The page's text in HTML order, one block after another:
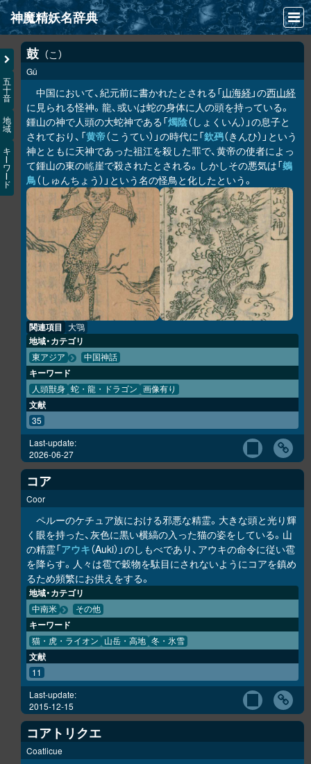
神魔精妖名辞典
NEWS
INFO
文献
検索
凖項目
画像資料便覧
LINK
五
十
音
地
域
キ
ワ
ド
鼓 こ
Gǔ
中国において、紀元前に書かれたとされる「山海経 」の西山経
に見られる怪神。龍、或いは蛇の身体に人の頭を持っている。
鍾山の神で人頭の大蛇神である「燭陰（しょくいん）」の息子と
されており、「黄帝（こうてい）」の時代に「欽䲹（きんひ）」という
神とともに天神であった祖江を殺した罪で、黄帝の使者によっ
て鍾山の東の𡺯崖で殺されたとされる。しかしその悪気は「鵕
鳥（しゅんちょう）」という名の怪鳥と化したという。
関連項目 大鶚
地域・カテゴリ
東アジア 中国神話
キーワード
人頭獣身 蛇・龍・ドラゴン 画像有り
文献
35
Last-update:
2026-06-27
コア
Coor
ペルーのケチュア族における邪悪な精霊。大きな頭と光り輝
く眼を持った、灰色に黒い横縞の入った猫の姿をしている。山
の精霊「アウキ（Auki）」のしもべであり、アウキの命令に従い雹
を降らす。人々は雹で穀物を駄目にされないようにコアを鎮め
るため頻繁にお供えをする。
地域・カテゴリ
中南米 その他
キーワード
猫・虎・ライオン 山岳・高地 冬・氷雪
文献
11
Last-update:
2015-12-15
コアトリクエ
Coatlicue